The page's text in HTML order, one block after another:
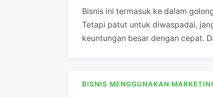
Bisnis ini termasuk ke dalam
Tetapi patut untuk diwaspadai,
keuntungan besar dengan cepat.
BISNIS MENGGUNAKAN